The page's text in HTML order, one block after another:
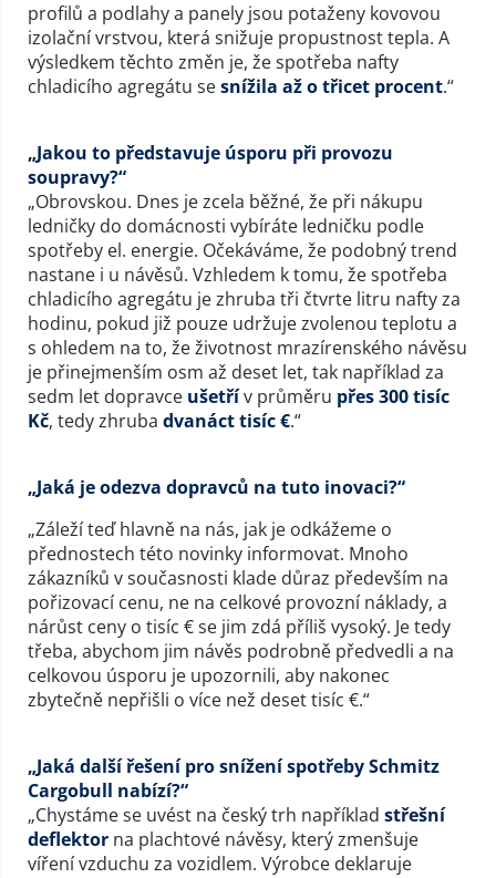
profilů a podlahy a panely jsou potaženy kovovou
izolační vrstvou, která snižuje propustnost tepla. A
výsledkem těchto změn je, že spotřeba nafty
chladicího agregátu sesnížila až o třicet procent.“
„Jakou to představuje úsporu při provozu
soupravy?“
„Obrovskou. Dnes je zcela běžné, že při nákupu
ledničky do domácnosti vybíráte ledničku podle
spotřeby el. energie. Očekáváme, že podobný trend
nastane i u návěsů. Vzhledem k tomu, že spotřeba
chladicího agregátu je zhruba tři čtvrte litru nafty za
hodinu, pokud již pouze udržuje zvolenou teplotu a
s ohledem na to, že životnost mrazírenského návěsu
je přinejmenším osm až deset let, tak například za
sedm let dopravce ušetřív průměru přes 300 tisíc
Kč, tedy zhruba dvanáct tisíc €.“
„Jaká je odezva dopravců na tuto inovaci?“
„Záleží teď hlavně na nás, jak je odkážeme o
přednostech této novinky informovat. Mnoho
zákazníků v současnosti klade důraz především na
pořizovací cenu, ne na celkové provozní náklady, a
nárůst ceny o tisíc € se jim zdá příliš vysoký. Je tedy
třeba, abychom jim návěs podrobně předvedli a na
celkovou úsporu je upozornili, aby nakonec
zbytečně nepřišli o více než deset tisíc €.“
„Jaká další řešení pro snížení spotřeby Schmitz
Cargobull nabízí?“
„Chystáme se uvést na český trh například střešní
deflektor na plachtové návěsy, který zmenšuje
víření vzduchu za vozidlem. Výrobce deklaruje